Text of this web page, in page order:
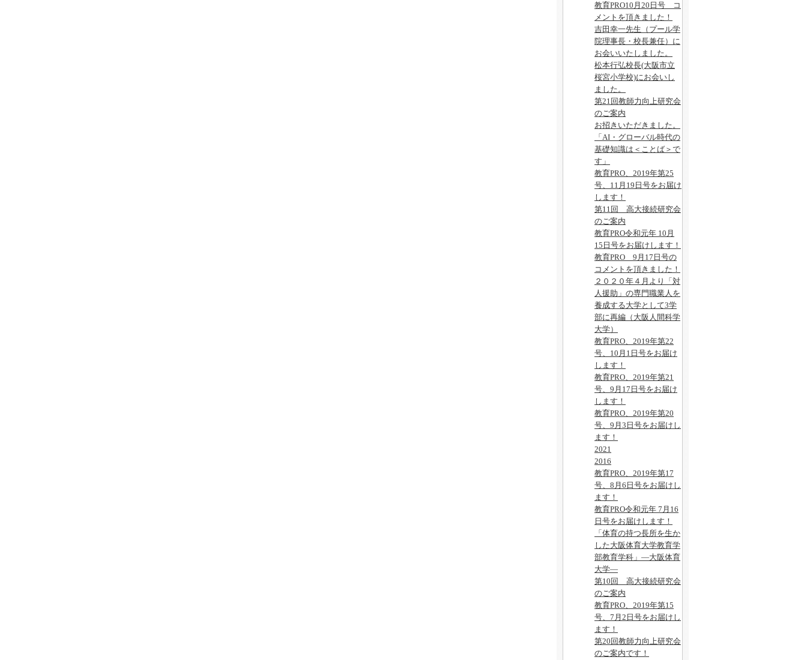
教育PRO10月20日号 コ
メントを頂きました！
吉田幸一先生（プール学
院理事長・校長兼任）に
お会いいたしました。
松本行弘校長(大阪市立
桜宮小学校)にお会いし
ました。
第21回教師力向上研究会
のご案内
お招きいただきました。
「AI・グローバル時代の
基礎知識は＜ことば＞で
す」
教育PRO、2019年第25
号、11月19日号をお届け
します！
第11回 高大接続研究会
のご案内
教育PRO令和元年 10月
15日号をお届けします！
教育PRO 9月17日号の
コメントを頂きました！
２０２０年４月より「対
人援助」の専門職業人を
養成する大学として3学
部に再編（大阪人間科学
大学）
教育PRO、2019年第22
号、10月1日号をお届け
します！
教育PRO、2019年第21
号、9月17日号をお届け
します！
教育PRO、2019年第20
号、9月3日号をお届けし
ます！
2021
2016
教育PRO、2019年第17
号、8月6日号をお届けし
ます！
教育PRO令和元年 7月16
日号をお届けします！
「体育の持つ長所を生か
した大阪体育大学教育学
部教育学科」―大阪体育
大学―
第10回 高大接続研究会
のご案内
教育PRO、2019年第15
号、7月2日号をお届けし
ます！
第20回教師力向上研究会
のご案内です！